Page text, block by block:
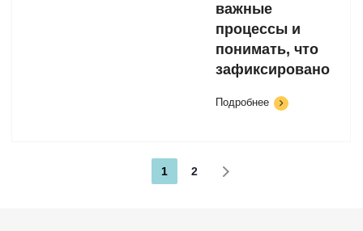
важные
процессы и
понимать, что
зафиксировано
Подробнее
1 2